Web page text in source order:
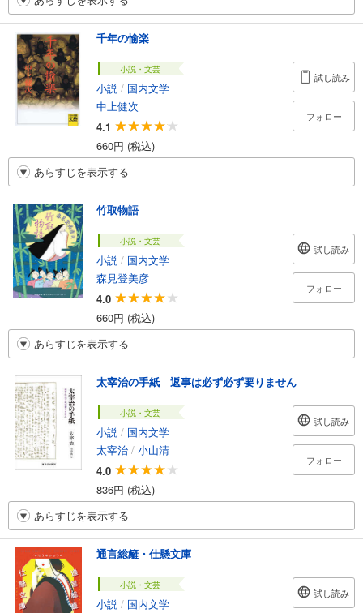
千年の愉楽
小説・文芸
小説 / 国内文学
中上健次
4.1
660円 (税込)
試し読み
フォロー
あらすじを表示する
竹取物語
小説・文芸
小説 / 国内文学
森見登美彦
4.0
660円 (税込)
試し読み
フォロー
あらすじを表示する
太宰治の手紙 返事は必ず必ず要りません
小説・文芸
小説 / 国内文学
太宰治 / 小山清
4.0
836円 (税込)
試し読み
フォロー
あらすじを表示する
通言総籬・仕懸文庫
小説・文芸
小説 / 国内文学
試し読み